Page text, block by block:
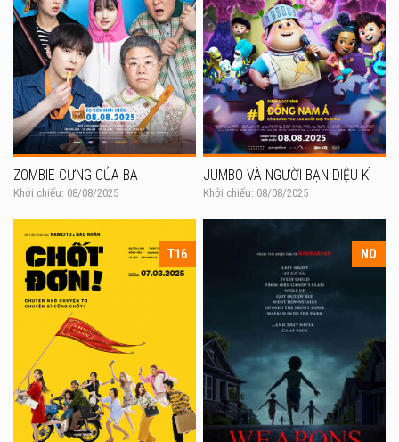
ZOMBIE CƯNG CỦA BA
Khởi chiếu: 08/08/2025
JUMBO VÀ NGƯỜI BẠN DIỆU KÌ
Khởi chiếu: 08/08/2025
T16 NO